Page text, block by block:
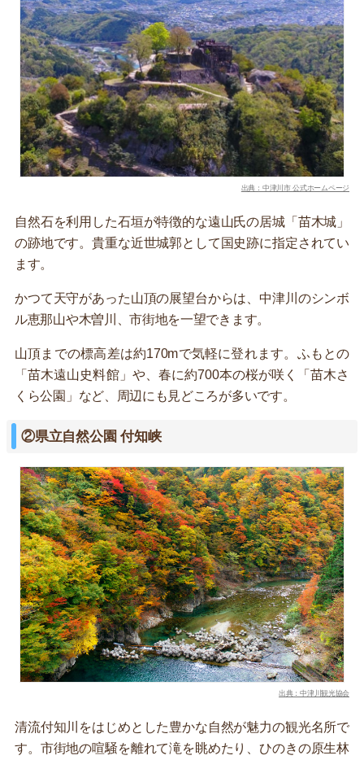
出典：中津川市 公式ホームページ
自然石を利用した石垣が特徴的な遠山氏の居城「苗木城」
の跡地です。貴重な近世城郭として国史跡に指定されてい
ます。
かつて天守があった山頂の展望台からは、中津川のシンボ
ル恵那山や木曽川、市街地を一望できます。
山頂までの標高差は約170mで気軽に登れます。ふもとの
「苗木遠山史料館」や、春に約700本の桜が咲く「苗木さ
くら公園」など、周辺にも見どころが多いです。
②県立自然公園 付知峡
出典：中津川観光協会
清流付知川をはじめとした豊かな自然が魅力の観光名所で
す。市街地の喧騒を離れて滝を眺めたり、ひのきの原生林